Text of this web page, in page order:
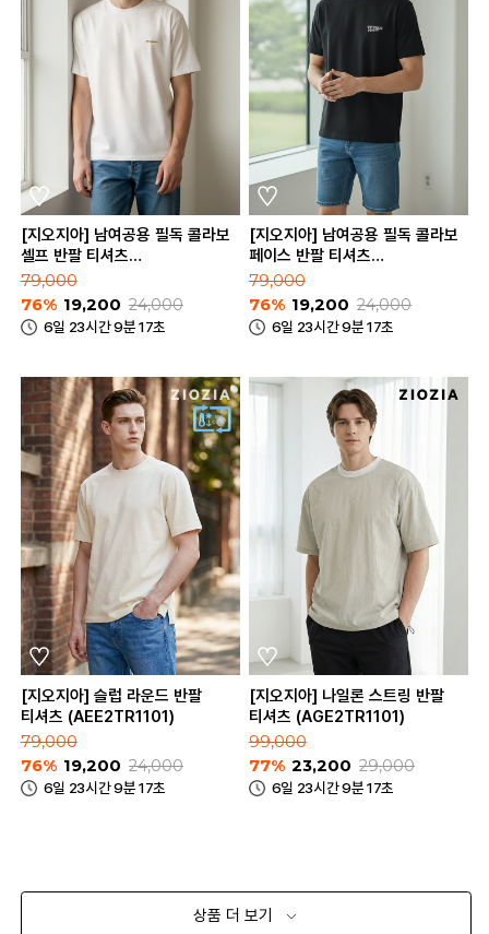
[지오지아] 남여공용 필독 콜라보
셀프 반팔 티셔츠
(ABE2TR3202)
79,000
76% 19,200 24,000
6일 23시간 9분 17초
[지오지아] 남여공용 필독 콜라보
페이스 반팔 티셔츠
(ABE2TR3203)
79,000
76% 19,200 24,000
6일 23시간 9분 17초
[지오지아] 슬럽 라운드 반팔
티셔츠 (AEE2TR1101)
79,000
76% 19,200 24,000
6일 23시간 9분 17초
[지오지아] 나일론 스트링 반팔
티셔츠 (AGE2TR1101)
99,000
77% 23,200 29,000
6일 23시간 9분 17초
상품 더 보기